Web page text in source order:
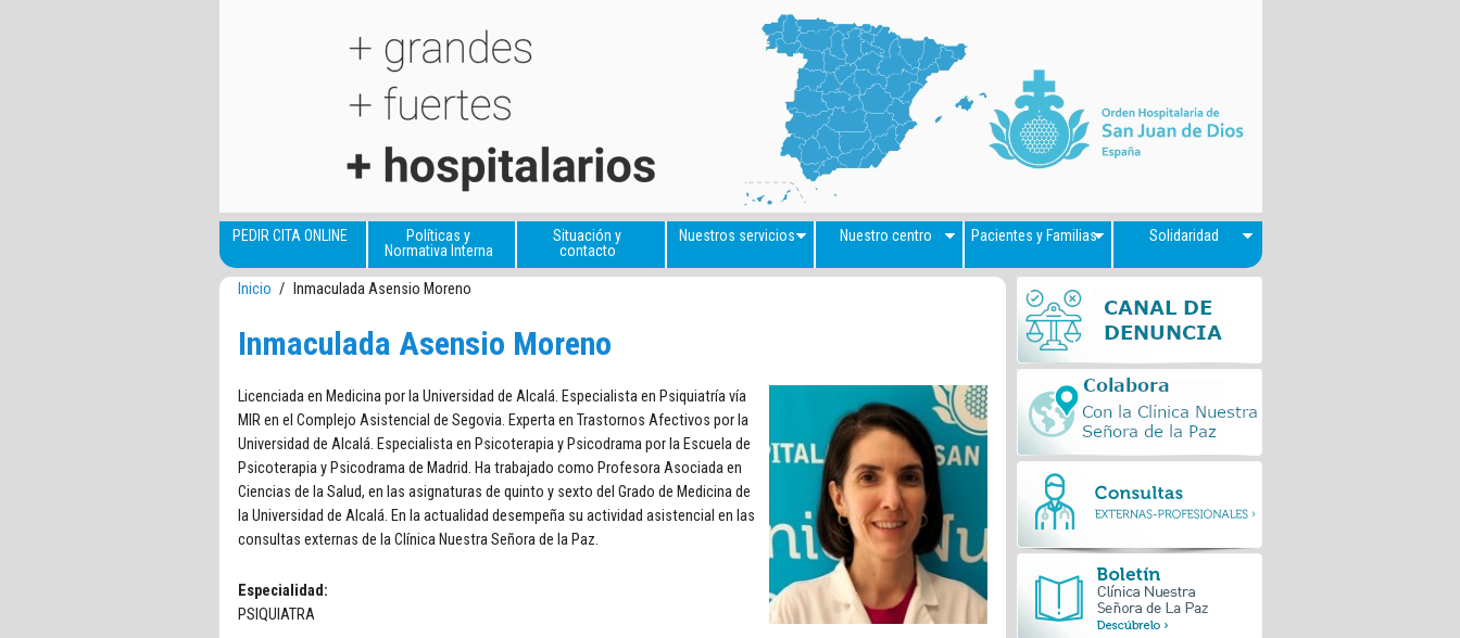
PEDIR CITA ONLINE
Políticas y
Normativa Interna
Situación y
contacto
Nuestros servicios Nuestro centro Pacientes y Familias Solidaridad
Inicio / Inmaculada Asensio Moreno
Inmaculada Asensio Moreno
Licenciada en Medicina por la Universidad de Alcalá. Especialista en Psiquiatría vía
MIR en el Complejo Asistencial de Segovia. Experta en Trastornos Afectivos por la
Universidad de Alcalá. Especialista en Psicoterapia y Psicodrama por la Escuela de
Psicoterapia y Psicodrama de Madrid. Ha trabajado como Profesora Asociada en
Ciencias de la Salud, en las asignaturas de quinto y sexto del Grado de Medicina de
la Universidad de Alcalá. En la actualidad desempeña su actividad asistencial en las
consultas externas de la Clínica Nuestra Señora de la Paz.
Especialidad:
PSIQUIATRA